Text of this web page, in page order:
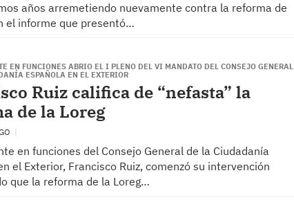
años arremetiendo nuevamente contra la reforma de
el informe que presentó…
EN FUNCIONES ABRIO EL I PLENO DEL VI MANDATO DEL CONSEJO GENERAL
ESPAÑOLA EN EL EXTERIOR
Ruiz califica de “nefasta” la
de la Loreg
en funciones del Consejo General de la Ciudadanía
el Exterior, Francisco Ruiz, comenzó su intervención
que la reforma de la Loreg…